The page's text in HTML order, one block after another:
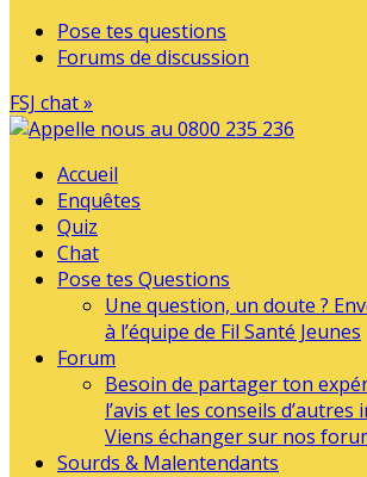
Pose tes questions
Forums de discussion
FSJ chat »
Accueil
Enquêtes
Quiz
Chat
Pose tes Questions
Une question, un doute ?
à l’équipe de Fil Santé Jeunes
Forum
Besoin de partager ton
l’avis et les conseils d’autres
Viens échanger sur nos
Sourds & Malentendants